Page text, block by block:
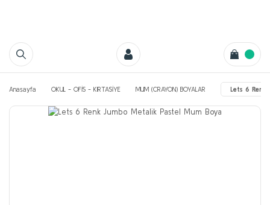
Anasayfa OKUL - OFİS - KIRTASİYE MUM (CRAYON) BOYALAR Lets 6